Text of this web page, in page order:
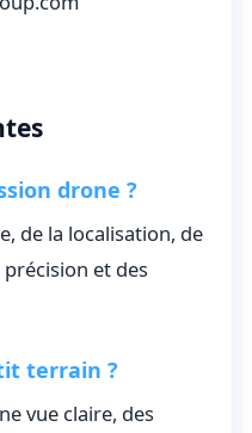
drone ?
de la localisation, de
et des
terrain ?
vue claire, des